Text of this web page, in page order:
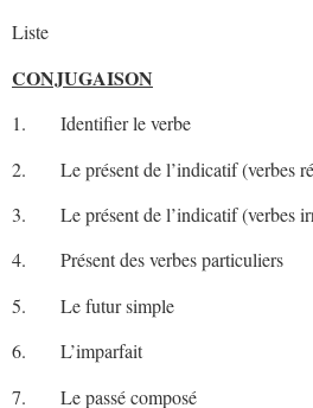
Liste
CONJUGAISON
1. Identifier le verbe
2. Le présent de l’indicatif (verbes
3. Le présent de l’indicatif (verbes
4. Présent des verbes particuliers
5. Le futur simple
6. L’imparfait
7. Le passé composé